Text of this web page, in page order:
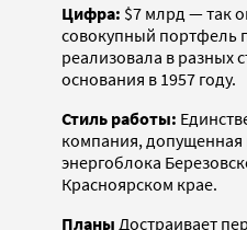
Цифра: $7 млрд — так
совокупный портфель
реализовала в разных
основания в 1957 году.
Стиль работы:
компания, допущенная
энергоблока
Красноярском крае.
Планы Достраивает